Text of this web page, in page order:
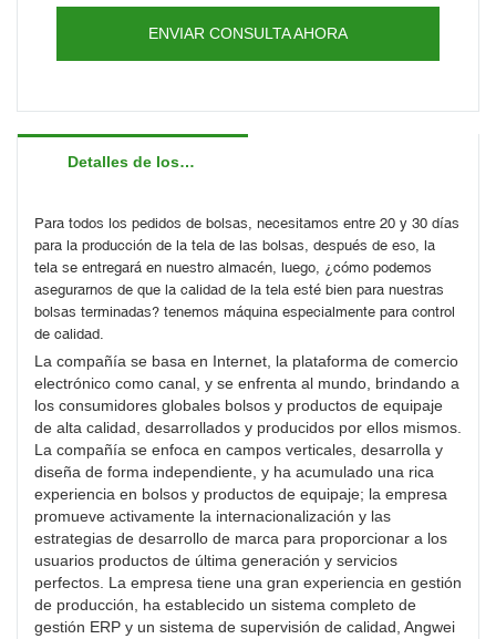
entregará en nuestro almacén, luego, ¿cómo
calidad.
ENVIAR CONSULTA AHORA
Detalles de los productos
Para todos los pedidos de bolsas, necesitamos entre 20 y 30 días
para la producción de la tela de las bolsas, después de eso, la
tela se entregará en nuestro almacén, luego, ¿cómo podemos
asegurarnos de que la calidad de la tela esté bien para nuestras
bolsas terminadas? tenemos máquina especialmente para control
de calidad.
La compañía se basa en Internet, la plataforma de comercio
electrónico como canal, y se enfrenta al mundo, brindando a
los consumidores globales bolsos y productos de equipaje
de alta calidad, desarrollados y producidos por ellos mismos.
La compañía se enfoca en campos verticales, desarrolla y
diseña de forma independiente, y ha acumulado una rica
experiencia en bolsos y productos de equipaje; la empresa
promueve activamente la internacionalización y las
estrategias de desarrollo de marca para proporcionar a los
usuarios productos de última generación y servicios
perfectos. La empresa tiene una gran experiencia en gestión
de producción, ha establecido un sistema completo de
gestión ERP y un sistema de supervisión de calidad, Angwei